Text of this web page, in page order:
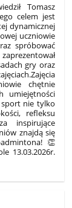
Tomasz
celem jest
dynamicznej
uczniowie
spróbować
gry oraz
chętnie
umiejętności
nie tylko
refleksu
inspirujące
znajdą się
👏
13.03.2026r.